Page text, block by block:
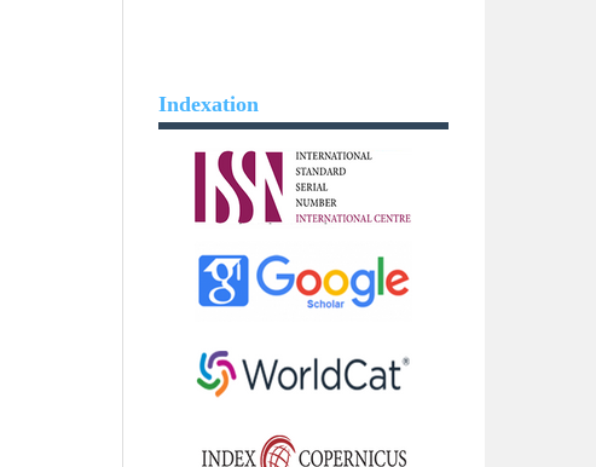
Indexation